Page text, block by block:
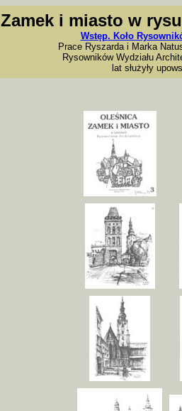
Zamek i miasto w
Wstęp. Koło
Prace Ryszarda i Marka
Rysowników Wydziału
lat służyły